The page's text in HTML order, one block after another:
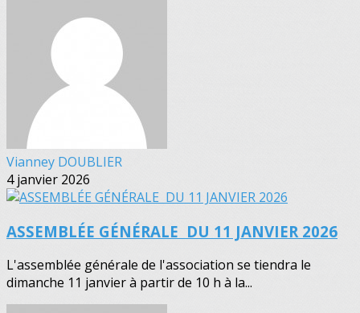
Vianney DOUBLIER
4 janvier 2026
ASSEMBLÉE GÉNÉRALE DU 11 JANVIER 2026
L'assemblée générale de l'association se tiendra le
dimanche 11 janvier à partir de 10 h à la...